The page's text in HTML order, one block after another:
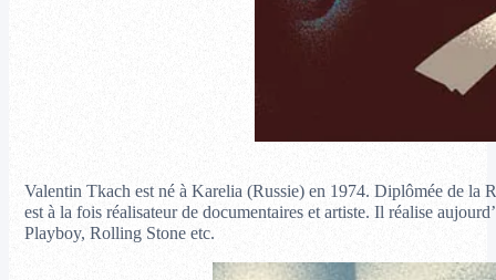
Valentin Tkach est né à Karelia (Russie) en 1974. Diplômée de
est à la fois réalisateur de documentaires et artiste. Il réalise
Playboy, Rolling Stone etc.